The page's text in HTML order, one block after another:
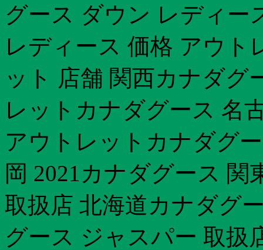
グース ダウン レディー
レディース 価格 アウ
ット 店舗 関西カナダグ
レットカナダグース 名
アウトレットカナダグ
岡 2021カナダグース
取扱店 北海道カナダグ
グース ジャスパー 取扱